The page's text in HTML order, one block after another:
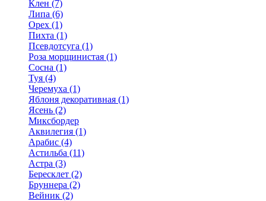
Клен (7)
Липа (6)
Орех (1)
Пихта (1)
Псевдотсуга (1)
Роза морщинистая (1)
Сосна (1)
Туя (4)
Черемуха (1)
Яблоня декоративная (1)
Ясень (2)
Миксбордер
Аквилегия (1)
Арабис (4)
Астильба (11)
Астра (3)
Бересклет (2)
Бруннера (2)
Вейник (2)